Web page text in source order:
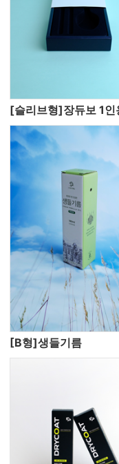
[슬리브형]장듀보 1인
[B형]생들기름